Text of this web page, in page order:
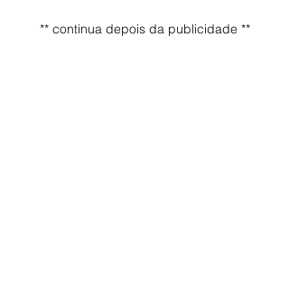
** continua depois da publicidade **